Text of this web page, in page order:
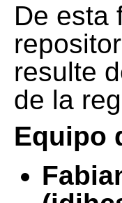
De esta
resulte
de la
Equipo